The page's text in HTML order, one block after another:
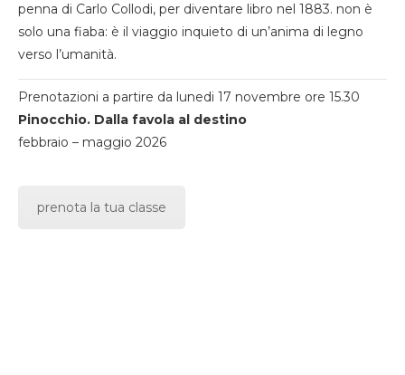
penna di Carlo Collodi, per diventare libro nel 1883. non è
solo una fiaba: è il viaggio inquieto di un’anima di legno
verso l’umanità.
Prenotazioni a partire da lunedi 17 novembre ore 15.30
Pinocchio. Dalla favola al destino
febbraio – maggio 2026
prenota la tua classe